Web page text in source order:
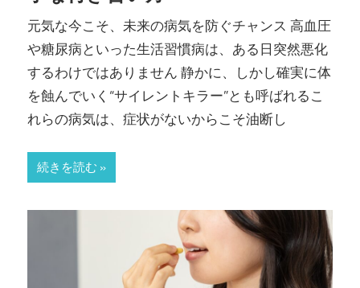
元気な今こそ、未来の病気を防ぐチャンス 高血圧
や糖尿病といった生活習慣病は、ある日突然悪化
するわけではありません 静かに、しかし確実に体
を蝕んでいく“サイレントキラー”とも呼ばれるこ
れらの病気は、症状がないからこそ油断し
続きを読む